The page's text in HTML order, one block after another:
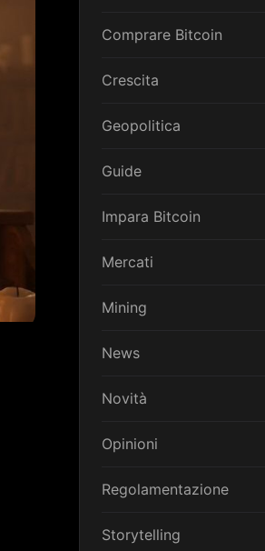
Comprare Bitcoin
Crescita
Geopolitica
Guide
Impara Bitcoin
Mercati
Mining
News
Novità
Opinioni
Regolamentazione
Storytelling